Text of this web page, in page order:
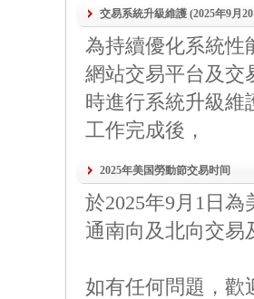
交易系統升級維護 (2025年9月
為持續優化系統性
網站交易平台及交
時進行系統升級維
工作完成後，
2025年美国勞動節交易时间
於2025年9月1日
通南向及北向交易
如有任何問題，歡